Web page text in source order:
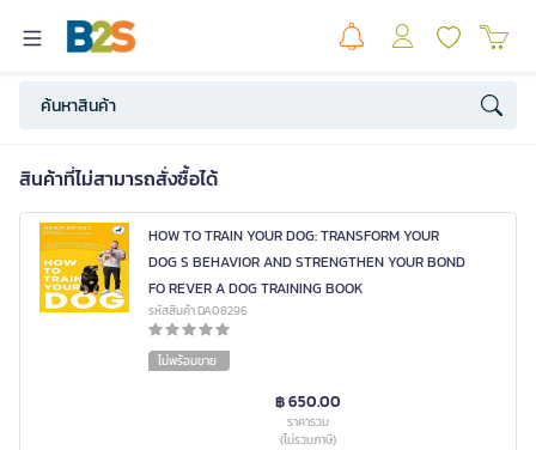
สินค้าที่ไม่สามารถสั่งซื้อได้
HOW TO TRAIN YOUR DOG: TRANSFORM YOUR
DOG S BEHAVIOR AND STRENGTHEN YOUR BOND
FO REVER A DOG TRAINING BOOK
รหัสสินค้า DA08296
ไม่พร้อมขาย
฿ 650.00
ราคารวม
(ไม่รวมภาษี)